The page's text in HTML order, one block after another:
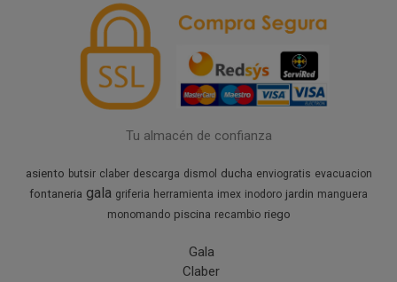
Tu almacén de confianza
asiento butsir claber descarga dismol ducha enviogratis evacuacion
fontaneria gala griferia herramienta imex inodoro jardin manguera
monomando piscina recambio riego
Gala
Claber